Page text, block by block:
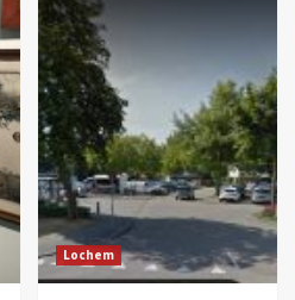
Lochem